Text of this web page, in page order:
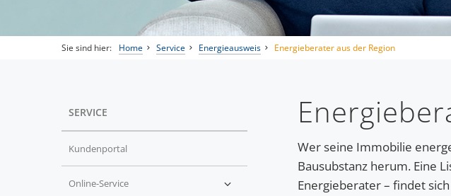
Sie sind hier: Home Service Energieausweis Energieberater aus der Region
SERVICE
Kundenportal
Online-Service
Wer seine Immobilie
Bausubstanz herum. Eine
Energieberater – findet